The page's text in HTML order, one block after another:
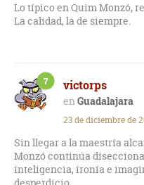
Lo típico en Quim Monzó,
La calidad, la de siempre.
victorps
Guadalajara
7
23 de diciembre de
Sin llegar a la maestría
Monzó continúa
inteligencia, ironía e